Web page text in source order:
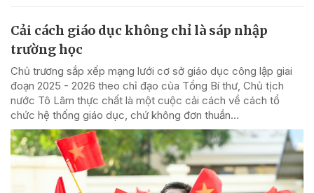
Cải cách giáo dục không chỉ là sáp nhập
trường học
Chủ trương sắp xếp mạng lưới cơ sở giáo dục công lập giai
đoạn 2025 - 2026 theo chỉ đạo của Tổng Bí thư, Chủ tịch
nước Tô Lâm thực chất là một cuộc cải cách về cách tổ
chức hệ thống giáo dục, chứ không đơn thuần...